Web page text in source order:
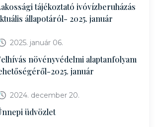
tájékoztató ivóvízberuházás
állapotáról- 2025. január
2025. január 06.
növényvédelmi alaptanfolyam
2025. január
2024. december 20.
üdvözlet